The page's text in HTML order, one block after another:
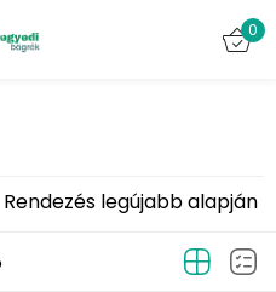
0
Rendezés legújabb alapján